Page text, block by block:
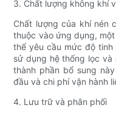
3. Chất lượng không khí
Chất lượng của khí nén
thuộc vào ứng dụng,
thể yêu cầu mức độ
sử dụng hệ thống lọc và
thành phần bổ sung
đầu và chi phí vận hành
4. Lưu trữ và phân phối